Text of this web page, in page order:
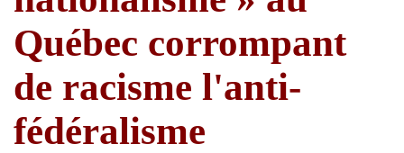
Québec corrompant
de racisme l'anti-
fédéralisme